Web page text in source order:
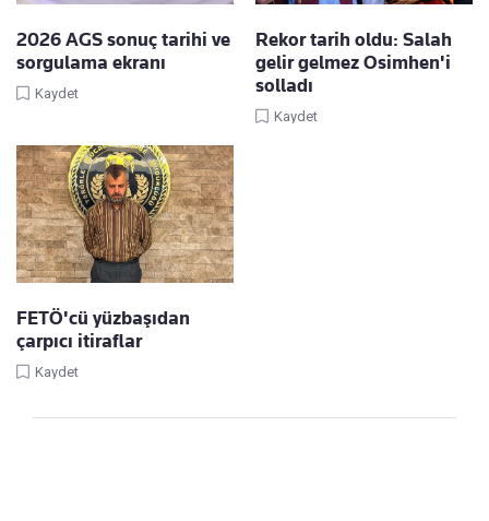
2026 AGS sonuç tarihi ve
sorgulama ekranı
Kaydet
Rekor tarih oldu: Salah
gelir gelmez Osimhen'i
solladı
Kaydet
FETÖ'cü yüzbaşıdan
çarpıcı itiraflar
Kaydet